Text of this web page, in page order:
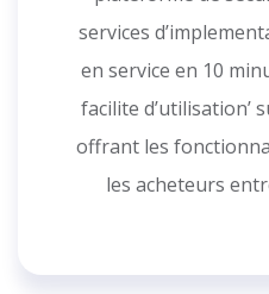
services
en service en 10
facilite d’utilisation’
offrant les
les acheteurs